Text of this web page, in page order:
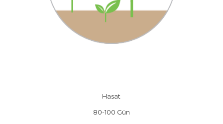
Hasat
80-100 Gün